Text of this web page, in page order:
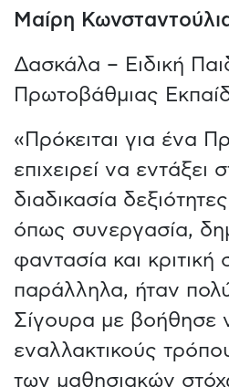
Μαίρη
Δασκάλα – Ειδική
Πρωτοβάθμιας
«Πρόκειται για ένα
επιχειρεί να εντάξει
διαδικασία
όπως συνεργασία,
φαντασία και
παράλληλα, ήταν
Σίγουρα με βοήθησε
εναλλακτικούς
των μαθησιακών